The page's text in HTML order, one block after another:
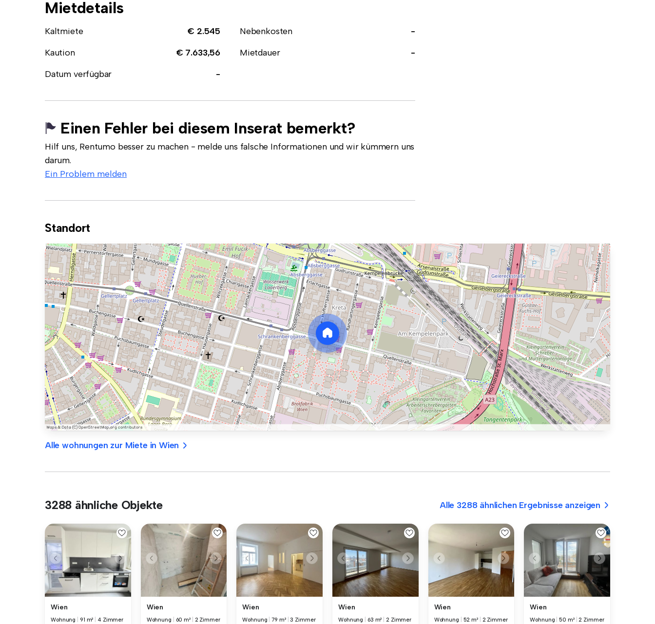
Mietdetails
Kaltmiete € 2.545 Nebenkosten
-
Kaution
€ 7.633,56 Mietdauer
-
Datum verfügbar
-
Einen Fehler bei diesem Inserat bemerkt?
Hilf uns, Rentumo besser zu machen - melde uns falsche Informationen und wir kümmern uns
darum.
Ein Problem melden
Standort
Alle wohnungen zur Miete in Wien
3288 ähnliche Objekte Alle 3288 ähnlichen Ergebnisse anzeigen
Wien
Wohnung 91 m² 4 Zimmer
Wien
Wohnung 60 m² 2 Zimmer
Wien
Wohnung |79 m² |3 Zimmer
Wien
Wohnung 63 m² 2 Zimmer
Wien
Wohnung 52 m² 2 Zimmer
Wien
Wohnung |50 m² |2 Zimmer